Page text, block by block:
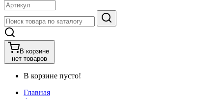
В корзине
нет товаров
В корзине пусто!
Главная